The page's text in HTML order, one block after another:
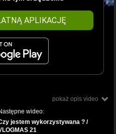
APLIKACJĘ
pokaż opis video
wideo:
jestem wykorzystywana ? /
21